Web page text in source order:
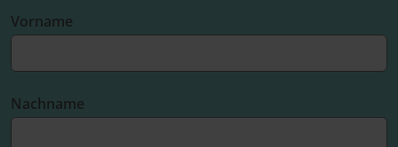
Vorname
Nachname